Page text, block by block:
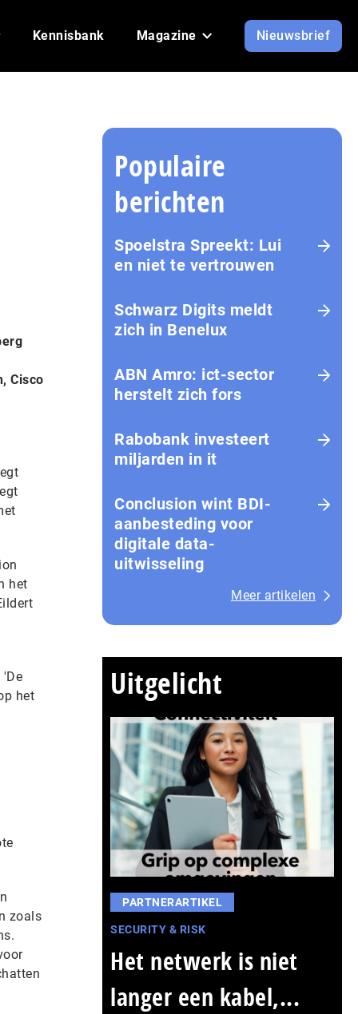
Kennisbank Magazine Nieuwsbrief
Cisco
het
'De
het
zoals
Populaire
berichten
Spoelstra Spreekt: Lui
en niet te vertrouwen
Schwarz Digits meldt
zich in Benelux
ABN Amro: ict-sector
herstelt zich fors
Rabobank investeert
miljarden in it
Conclusion wint BDI-
aanbesteding voor
digitale data-
uitwisseling
Meer artikelen
Uitgelicht
PARTNERARTIKEL
SECURITY & RISK
Het netwerk is niet
langer een kabel,...